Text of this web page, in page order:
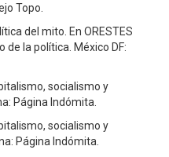
Topo.
del mito. En ORESTES
de la política. México DF:
socialismo y
Página Indómita.
socialismo y
Página Indómita.